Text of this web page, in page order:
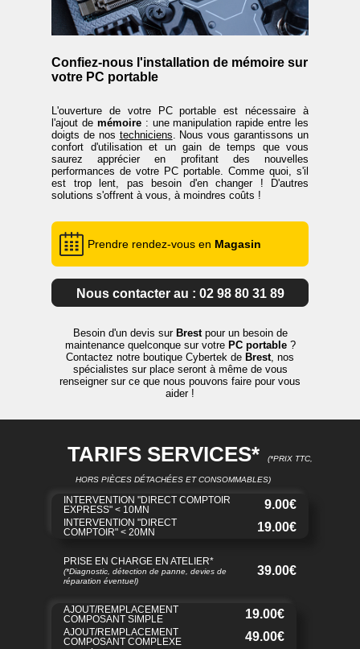
Confiez-nous l'installation de mémoire sur
votre PC portable
L'ouverture de votre PC portable est nécessaire à
l'ajout de mémoire: une manipulation rapide entre les
doigts de nos techniciens. Nous vous garantissons un
confort d'utilisation et un gain de temps que vous
saurez apprécier en profitant des nouvelles
performances de votre PC portable. Comme quoi, s'il
est trop lent, pas besoin d'en changer ! D'autres
solutions s'offrent à vous, à moindres coûts !
Prendre rendez-vous en Magasin
Nous contacter au : 02 98 80 31 89
Besoin d'un devis sur Brestpour un besoin de
maintenance quelconque sur votre PC portable?
Contactez notre boutique Cybertek de Brest, nos
spécialistes sur place seront à même de vous
renseigner sur ce que nous pouvons faire pour vous
aider !
TARIFS SERVICES* (*PRIX TTC,
HORS PIÈCES DÉTACHÉES ET CONSOMMABLES)
INTERVENTION "DIRECT COMPTOIR
EXPRESS" < 10MN
9.00€
INTERVENTION "DIRECT
COMPTOIR" < 20MN
19.00€
PRISE EN CHARGE EN ATELIER*
(*Diagnostic, détection de panne, devies de
réparation éventuel)
39.00€
AJOUT/REMPLACEMENT
COMPOSANT SIMPLE
19.00€
AJOUT/REMPLACEMENT
COMPOSANT COMPLEXE
49.00€